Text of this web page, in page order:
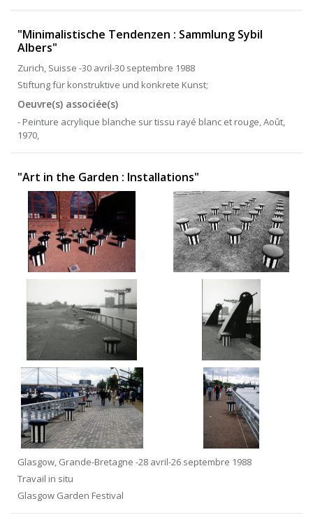
"Minimalistische Tendenzen : Sammlung Sybil
Albers"
Zurich, Suisse -30 avril-30 septembre 1988
Stiftung für konstruktive und konkrete Kunst;
Oeuvre(s) associée(s)
- Peinture acrylique blanche sur tissu rayé blanc et rouge, Août,
1970,
"Art in the Garden : Installations"
Glasgow, Grande-Bretagne -28 avril-26 septembre 1988
Travail in situ
Glasgow Garden Festival